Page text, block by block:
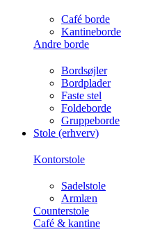
Café borde
Kantineborde
Andre borde
Bordsøjler
Bordplader
Faste stel
Foldeborde
Gruppeborde
Stole (erhverv)
Kontorstole
Sadelstole
Armlæn
Counterstole
Café & kantine